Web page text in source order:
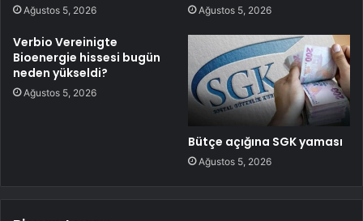
Ağustos 5, 2026 Ağustos 5, 2026
Verbio Vereinigte
Bioenergie hissesi bugün
neden yükseldi?
Ağustos 5, 2026
Bütçe açığına SGK yaması
Ağustos 5, 2026